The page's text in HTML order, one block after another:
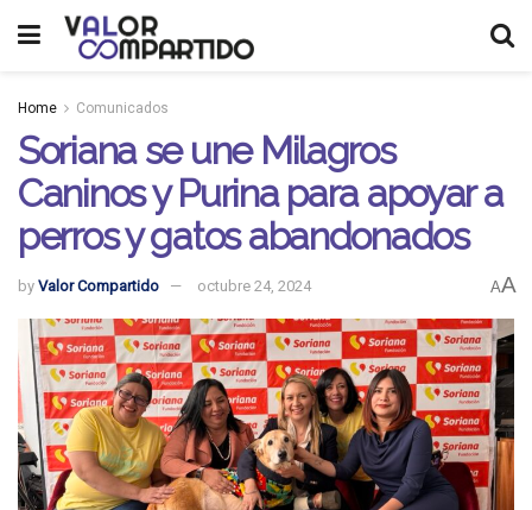
Home Comunicados
Soriana se une Milagros
Caninos y Purina para apoyar a
perros y gatos abandonados
by Valor Compartido octubre 24, 2024 AA